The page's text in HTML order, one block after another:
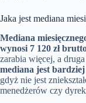
Jaka jest mediana
Mediana
wynosi 7 120 zł
zarabia więcej, a
mediana jest
gdyż nie jest
menedżerów czy